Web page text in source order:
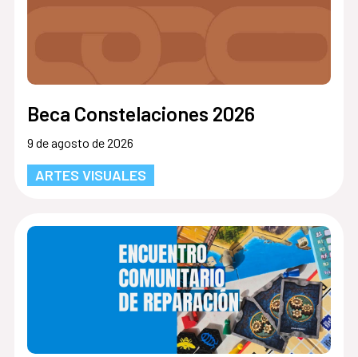
Beca Constelaciones 2026
9 de agosto de 2026
ARTES VISUALES